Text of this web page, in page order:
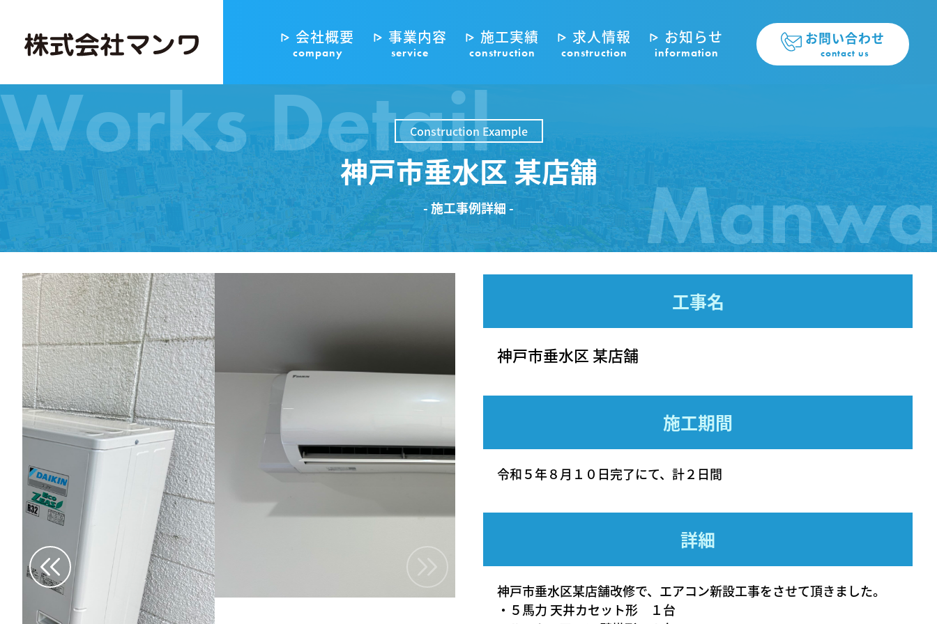
会社概要
company
事業内容
service
施工実績
construction
求人情報
construction
お知らせ
information
お問い合わせ
contact us
Works Detail
Manwa
Construction Example
神戸市垂水区 某店舗
- 施工事例詳細 -
工事名
神戸市垂水区 某店舗
施工期間
令和５年８月１０日完了にて、計２日間
詳細
神戸市垂水区某店舗改修で、エアコン新設工事をさせて頂きました。
・５馬力 天井カセット形 １台